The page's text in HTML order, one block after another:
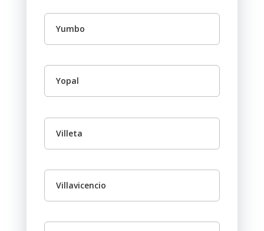
Yumbo
Yopal
Villeta
Villavicencio